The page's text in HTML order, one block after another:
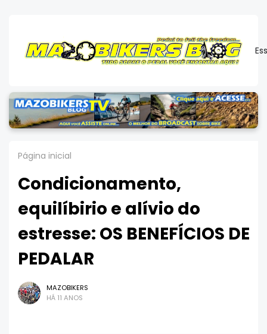
Página inicial
Condicionamento,
equilíbirio e alívio do
estresse: OS BENEFÍCIOS DE
PEDALAR
MAZOBIKERS
HÁ 11 ANOS